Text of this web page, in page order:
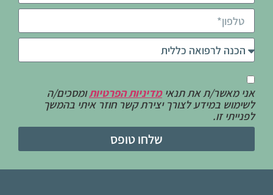
אני מאשר/ת את תנאימדיניות הפרטיותומסכים/ה
לשימוש במידע לצורך יצירת קשר חוזר איתי בהמשך
לפנייתי זו.
שלחו טופס